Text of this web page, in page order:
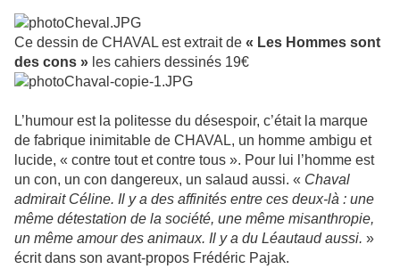
Ce dessin de CHAVAL est extrait de « Les Hommes sont
des cons » les cahiers dessinés 19€
L’humour est la politesse du désespoir, c’était la marque
de fabrique inimitable de CHAVAL, un homme ambigu et
lucide, « contre tout et contre tous ». Pour lui l’homme est
un con, un con dangereux, un salaud aussi. « Chaval
admirait Céline. Il y a des affinités entre ces deux-là : une
même détestation de la société, une même misanthropie,
un même amour des animaux. Il y a du Léautaud aussi. »
écrit dans son avant-propos Frédéric Pajak.